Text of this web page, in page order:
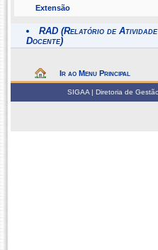
Extensão
RAD (Relatório de Atividade
Docente)
Ir ao Menu Principal
SIGAA | Diretoria de